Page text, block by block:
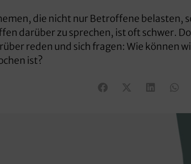
die nicht nur Betroffene belasten,
darüber zu sprechen, ist oft schwer.
reden und sich fragen: Wie können
ist?